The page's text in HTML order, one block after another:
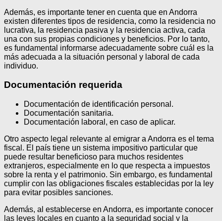
Además, es importante tener en cuenta que en Andorra
existen diferentes tipos de residencia, como la residencia no
lucrativa, la residencia pasiva y la residencia activa, cada
una con sus propias condiciones y beneficios. Por lo tanto,
es fundamental informarse adecuadamente sobre cuál es la
más adecuada a la situación personal y laboral de cada
individuo.
Documentación requerida
Documentación de identificación personal.
Documentación sanitaria.
Documentación laboral, en caso de aplicar.
Otro aspecto legal relevante al emigrar a Andorra es el tema
fiscal. El país tiene un sistema impositivo particular que
puede resultar beneficioso para muchos residentes
extranjeros, especialmente en lo que respecta a impuestos
sobre la renta y el patrimonio. Sin embargo, es fundamental
cumplir con las obligaciones fiscales establecidas por la ley
para evitar posibles sanciones.
Además, al establecerse en Andorra, es importante conocer
las leyes locales en cuanto a la seguridad social y la